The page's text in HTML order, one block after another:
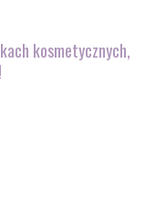
kosmetycznych,